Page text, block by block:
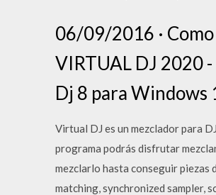
06/09/2016 ·
VIRTUAL DJ 2020
Dj 8 para Windows
Virtual DJ es un mezclador para
programa podrás disfrutar
mezclarlo hasta conseguir
matching, synchronized sampler,